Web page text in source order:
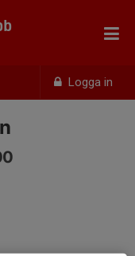
Logga in